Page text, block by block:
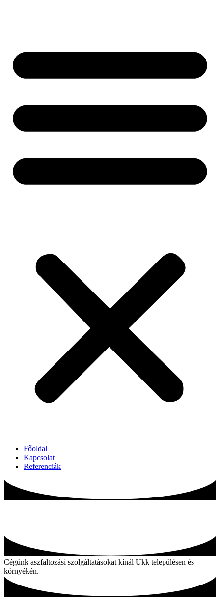
Főoldal
Kapcsolat
Referenciák
Cégünk aszfaltozási szolgáltatásokat kínál Ukk településen és
környékén.